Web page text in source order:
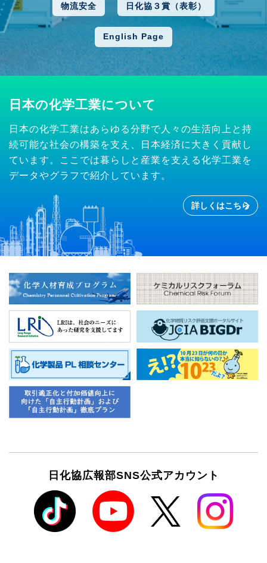
物流安全 日化協３賞（表彰）
English Page
日本の化学工業について
日本の化学工業はあらゆる分野で人々の生活向上と持
続可能な社会の構築を支え、日本経済に大きく貢献し
ています。ここでは暮らしと産業を支える化学工業を
データやグラフで紹介しています。
詳しくはこちら
日化協広報部SNS公式アカウント